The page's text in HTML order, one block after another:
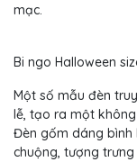
mạc.
Bi ngo Halloween
Một số mẫu đèn
lễ, tạo ra một
Đèn gốm dáng bình
chuộng, tượng